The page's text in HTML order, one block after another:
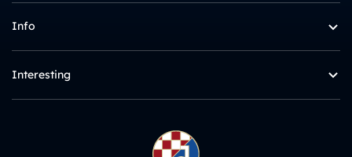
Info
Interesting